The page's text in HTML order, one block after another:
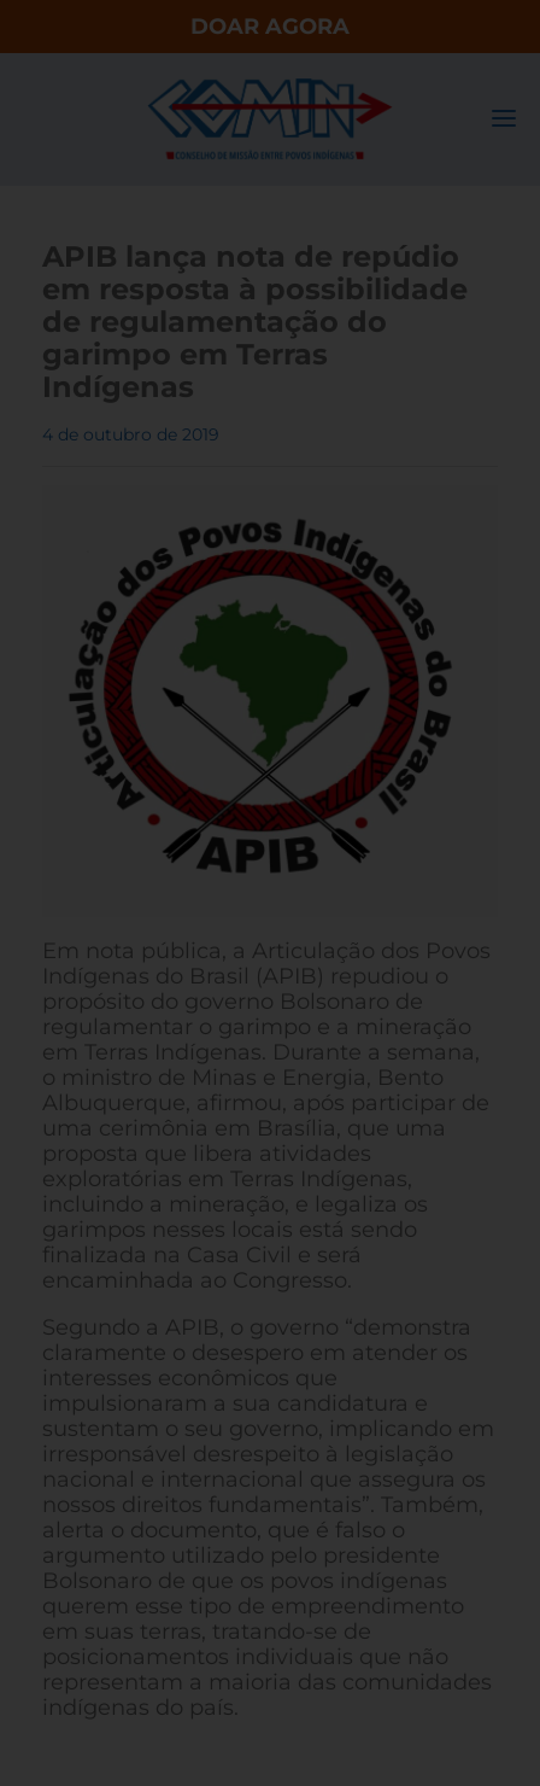
DOAR AGORA
APIB lança nota de repúdio
em resposta à possibilidade
de regulamentação do
garimpo em Terras
Indígenas
4 de outubro de 2019
Em nota pública, a Articulação dos Povos
Indígenas do Brasil (APIB) repudiou o
propósito do governo Bolsonaro de
regulamentar o garimpo e a mineração
em Terras Indígenas. Durante a semana,
o ministro de Minas e Energia, Bento
Albuquerque, afirmou, após participar de
uma cerimônia em Brasília, que uma
proposta que libera atividades
exploratórias em Terras Indígenas,
incluindo a mineração, e legaliza os
garimpos nesses locais está sendo
finalizada na Casa Civil e será
encaminhada ao Congresso.
Segundo a APIB, o governo “demonstra
claramente o desespero em atender os
interesses econômicos que
impulsionaram a sua candidatura e
sustentam o seu governo, implicando em
irresponsável desrespeito à legislação
nacional e internacional que assegura os
nossos direitos fundamentais”. Também,
alerta o documento, que é falso o
argumento utilizado pelo presidente
Bolsonaro de que os povos indígenas
querem esse tipo de empreendimento
em suas terras, tratando-se de
posicionamentos individuais que não
representam a maioria das comunidades
indígenas do país.